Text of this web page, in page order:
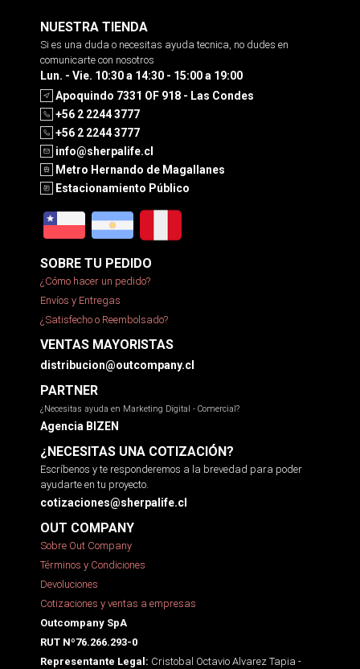
NUESTRA TIENDA
Si es una duda o necesitas ayuda tecnica, no dudes en
comunicarte con nosotros
Lun. - Vie. 10:30 a 14:30 - 15:00 a 19:00
Apoquindo 7331 OF 918 - Las Condes
+56 2 2244 3777
+56 2 2244 3777
info@sherpalife.cl
Metro Hernando de Magallanes
Estacionamiento Público
SOBRE TU PEDIDO
¿Cómo hacer un pedido?
Envíos y Entregas
¿Satisfecho o Reembolsado?
VENTAS MAYORISTAS
distribucion@outcompany.cl
PARTNER
¿Necesitas ayuda en Marketing Digital - Comercial?
Agencia BIZEN
¿NECESITAS UNA COTIZACIÓN?
Escríbenos y te responderemos a la brevedad para poder
ayudarte en tu proyecto.
cotizaciones@sherpalife.cl
OUT COMPANY
Sobre Out Company
Términos y Condiciones
Devoluciones
Cotizaciones y ventas a empresas
Outcompany SpA
RUT Nº76.266.293-0
Representante Legal: Cristobal Octavio Alvarez Tapia -